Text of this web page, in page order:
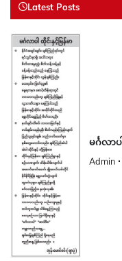
Latest Posts
မင်္ဂလာပ
Admin